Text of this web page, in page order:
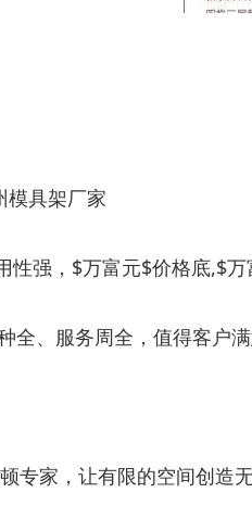
模具架厂家
强，$万富元$价格底,$万
、服务周全，值得客户满
专家，让有限的空间创造无